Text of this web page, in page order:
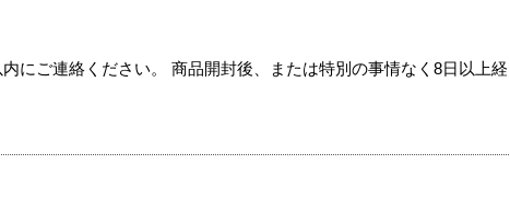
にご連絡ください。 商品開封後、または特別の事情なく8日以上経